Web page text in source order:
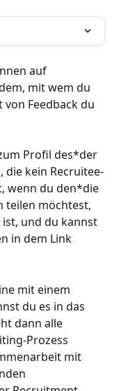
auf
mit wem du
Feedback du
Profil des*der
kein Recruitee-
wenn du den*die
teilen möchtest,
und du kannst
in dem Link
mit einem
du es in das
dann alle
Prozess
mit